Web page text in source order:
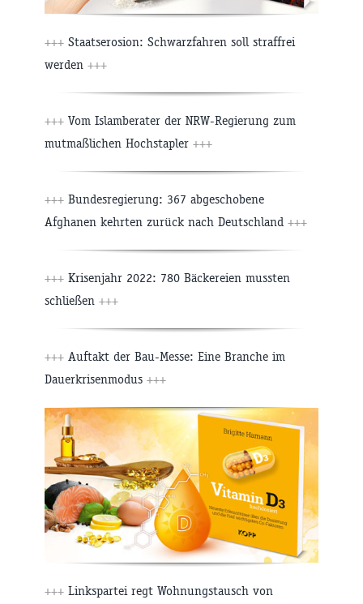
+++ Staatserosion: Schwarzfahren soll straffrei
werden +++
+++ Vom Islamberater der NRW-Regierung zum
mutmaßlichen Hochstapler +++
+++ Bundesregierung: 367 abgeschobene
Afghanen kehrten zurück nach Deutschland +++
+++ Krisenjahr 2022: 780 Bäckereien mussten
schließen +++
+++ Auftakt der Bau-Messe: Eine Branche im
Dauerkrisenmodus +++
+++ Linkspartei regt Wohnungstausch von